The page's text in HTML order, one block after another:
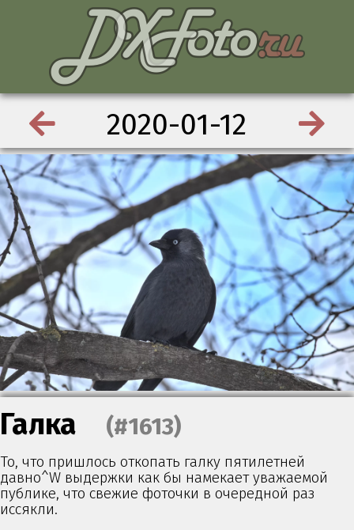
2020-01-12
Галка (#1613)
То, что пришлось откопать галку пятилетней
давно^W выдержки как бы намекает уважаемой
публике, что свежие фоточки в очередной раз
иссякли.